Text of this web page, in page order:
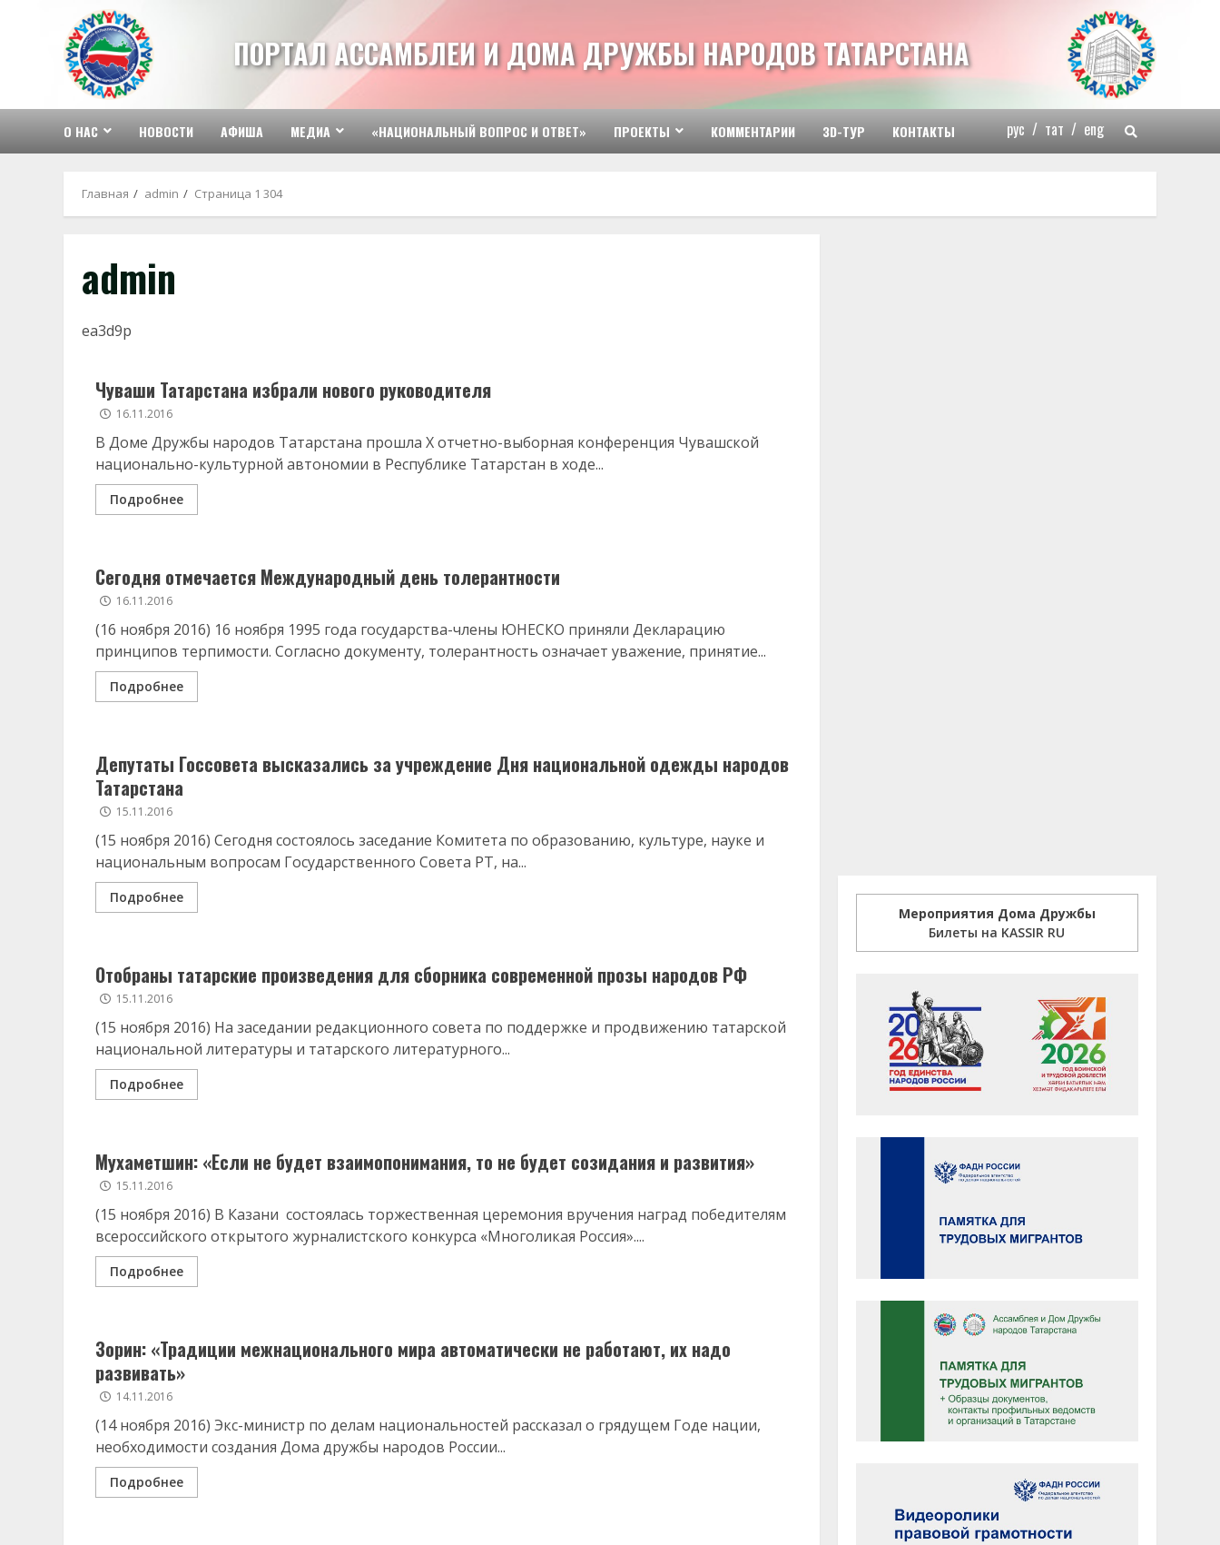
содержимому
ПОРТАЛ АССАМБЛЕИ И ДОМА ДРУЖБЫ НАРОДОВ ТАТАРСТАНА
О НАС НОВОСТИ АФИША МЕДИА «НАЦИОНАЛЬНЫЙ ВОПРОС И ОТВЕТ» ПРОЕКТЫ КОММЕНТАРИИ 3D-ТУР КОНТАКТЫ рус / тат / eng
Главная admin Страница 1 304
admin
ea3d9p
Чуваши Татарстана избрали нового руководителя
16.11.2016
В Доме Дружбы народов Татарстана прошла X отчетно-выборная конференция Чувашской
национально-культурной автономии в Республике Татарстан в ходе...
Подробнее
Сегодня отмечается Международный день толерантности
16.11.2016
(16 ноября 2016) 16 ноября 1995 года государства-члены ЮНЕСКО приняли Декларацию
принципов терпимости. Согласно документу, толерантность означает уважение, принятие...
Подробнее
Депутаты Госсовета высказались за учреждение Дня национальной одежды народов
Татарстана
15.11.2016
(15 ноября 2016) Сегодня состоялось заседание Комитета по образованию, культуре, науке и
национальным вопросам Государственного Совета РТ, на...
Подробнее
Отобраны татарские произведения для сборника современной прозы народов РФ
15.11.2016
(15 ноября 2016) На заседании редакционного совета по поддержке и продвижению татарской
национальной литературы и татарского литературного...
Подробнее
Мухаметшин: «Если не будет взаимопонимания, то не будет созидания и развития»
15.11.2016
(15 ноября 2016) В Казани состоялась торжественная церемония вручения наград победителям
всероссийского открытого журналистского конкурса «Многоликая Россия»....
Подробнее
Зорин: «Традиции межнационального мира автоматически не работают, их надо
развивать»
14.11.2016
(14 ноября 2016) Экс-министр по делам национальностей рассказал о грядущем Годе нации,
необходимости создания Дома дружбы народов России...
Подробнее
Мероприятия Дома Дружбы
Билеты на KASSIR RU